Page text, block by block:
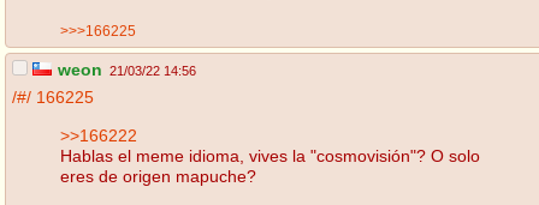
>>>166225
weon 21/03/22 14:56
/#/ 166225
>>166222
Hablas el meme idioma, vives la "cosmovisión"? O solo
eres de origen mapuche?